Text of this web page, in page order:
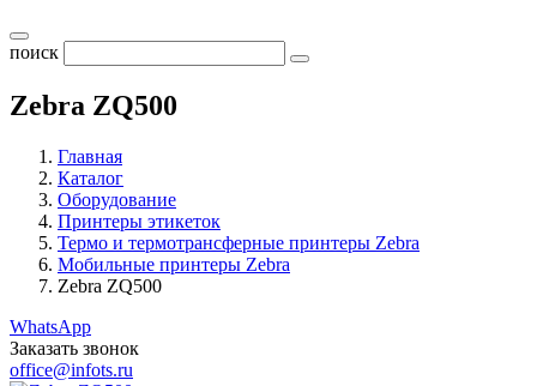
поиск
Zebra ZQ500
Главная
Каталог
Оборудование
Принтеры этикеток
Термо и термотрансферные принтеры Zebra
Мобильные принтеры Zebra
Zebra ZQ500
WhatsApp
Заказать звонок
office@infots.ru